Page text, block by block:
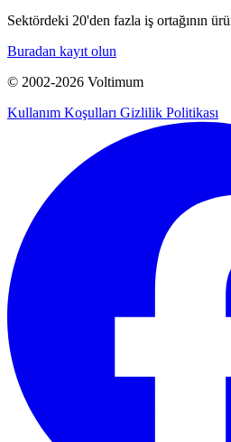
Sektördeki 20'den fazla iş ortağının
Buradan kayıt olun
© 2002-2026 Voltimum
Kullanım Koşulları Gizlilik Politikası